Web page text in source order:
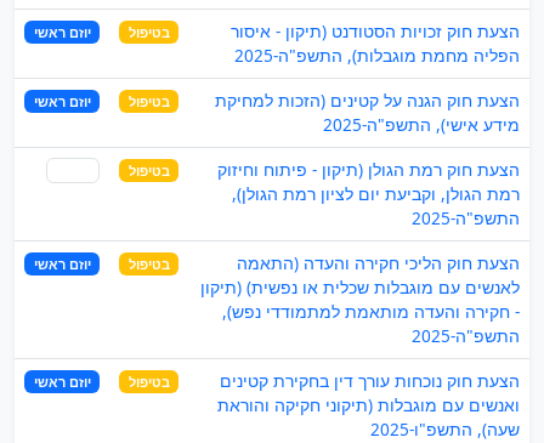
הצעת חוק זכויות הסטודנט (תיקון - איסור
הפליה מחמת מוגבלות), התשפ"ה-2025
בטיפול יוזם ראשי
הצעת חוק הגנה על קטינים (הזכות למחיקת
מידע אישי), התשפ"ה-2025
בטיפול יוזם ראשי
הצעת חוק רמת הגולן (תיקון - פיתוח וחיזוק
רמת הגולן, וקביעת יום לציון רמת הגולן),
התשפ"ה-2025
בטיפול
הצעת חוק הליכי חקירה והעדה (התאמה
לאנשים עם מוגבלות שכלית או נפשית) (תיקון
- חקירה והעדה מותאמת למתמודדי נפש),
התשפ"ה-2025
בטיפול יוזם ראשי
הצעת חוק נוכחות עורך דין בחקירת קטינים
ואנשים עם מוגבלות (תיקוני חקיקה והוראת
שעה), התשפ"ו-2025
בטיפול יוזם ראשי